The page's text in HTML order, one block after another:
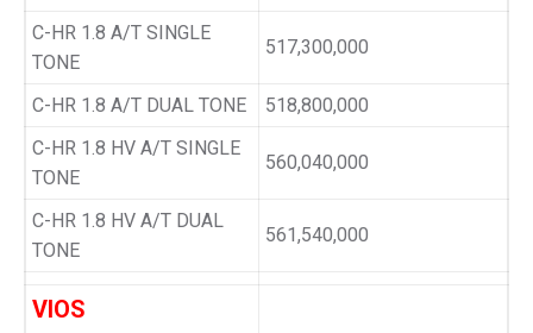
C-HR 1.8 A/T SINGLE
TONE
517,300,000
C-HR 1.8 A/T DUAL TONE
518,800,000
C-HR 1.8 HV A/T SINGLE
TONE
560,040,000
C-HR 1.8 HV A/T DUAL
TONE
561,540,000
VIOS